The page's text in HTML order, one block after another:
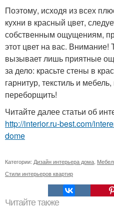
Поэтому, исходя из всех
кухни в красный цвет,
собственным ощущениям,
этот цвет на вас. Внимание!
вызывает лишь приятные
за дело: красьте стены в
гарнитур, текстиль и
переборщить!
Читайте далее статьи об
http://interior.ru-best.com/
dome
Категории: Дизайн интерьера дома,
Стили интерьеров квартир
Читайте также